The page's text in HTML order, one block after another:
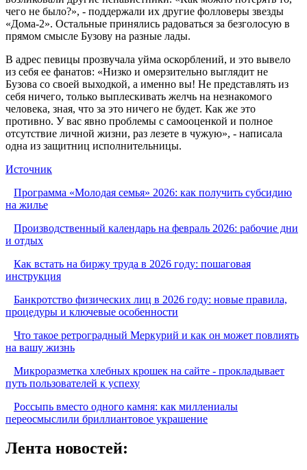
чего не было?», - поддержали их другие фолловеры звезды
«Дома-2». Остальные принялись радоваться за безголосую в
прямом смысле Бузову на разные лады.
В адрес певицы прозвучала уйма оскорблений, и это вывело
из себя ее фанатов: «Низко и омерзительно выглядит не
Бузова со своей выходкой, а именно вы! Не представлять из
себя ничего, только выплескивать желчь на незнакомого
человека, зная, что за это ничего не будет. Как же это
противно. У вас явно проблемы с самооценкой и полное
отсутствие личной жизни, раз лезете в чужую», - написала
одна из защитниц исполнительницы.
Источник
Программа «Молодая семья» 2026: как получить субсидию
на жилье
Производственный календарь на февраль 2026: рабочие дни
и отдых
Как встать на биржу труда в 2026 году: пошаговая
инструкция
Банкротство физических лиц в 2026 году: новые правила,
процедуры и ключевые особенности
Что такое ретроградный Меркурий и как он может повлиять
на вашу жизнь
Микроразметка хлебных крошек на сайте - прокладывает
путь пользователей к успеху
Россыпь вместо одного камня: как миллениалы
переосмыслили бриллиантовое украшение
Лента новостей: